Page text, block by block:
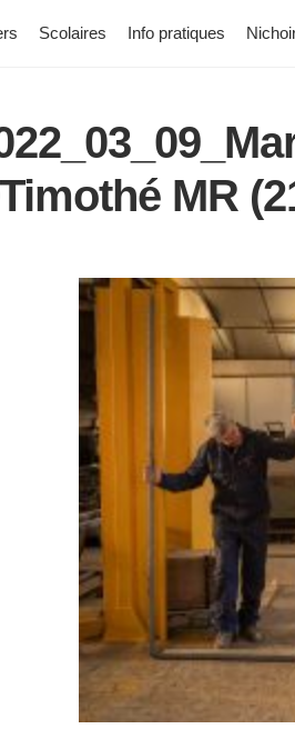
Scolaires Info pratiques
MR